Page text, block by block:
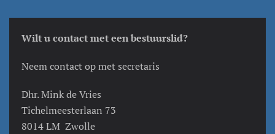
Wilt u contact met een bestuurslid?
Neem contact op met secretaris
Dhr. Mink de Vries
Tichelmeesterlaan 73
8014 LM Zwolle